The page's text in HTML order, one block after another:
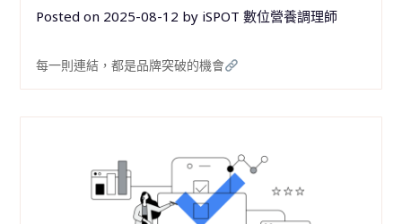
Posted on 2025-08-12 by iSPOT 數位營養調理師
每一則連結，都是品牌突破的機會